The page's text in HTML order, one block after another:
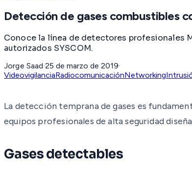
Detección de gases combustibles
Conoce la línea de detectores profesionales
autorizados SYSCOM.
Jorge Saad·25 de marzo de 2019·
VideovigilanciaRadiocomunicaciónNetworking
La detección temprana de gases es
equipos profesionales de alta seguridad
Gases detectables